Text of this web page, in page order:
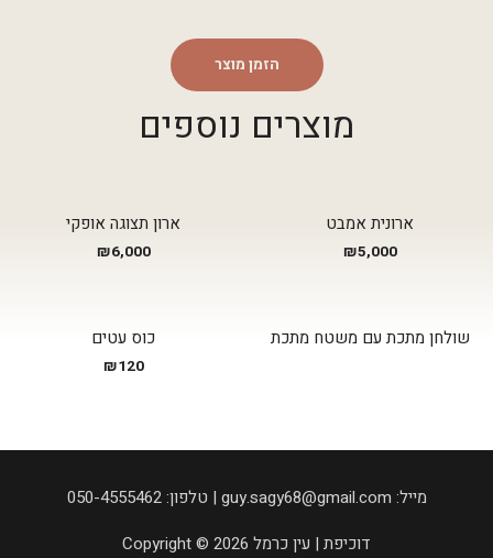
הזמן מוצר
מוצרים נוספים
ארון תצוגה אופקי
₪6,000
ארונית אמבט
₪5,000
כוס עטים
₪120
שולחן מתכת עם משטח מתכת
050-4555462 :טלפון | guy.sagy68@gmail.com :מייל
Copyright © 2026 דוכיפת | עין כרמל